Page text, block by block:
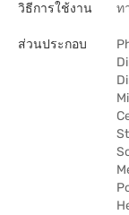
วิธีการใช้งาน ท
ส่วนประกอบ